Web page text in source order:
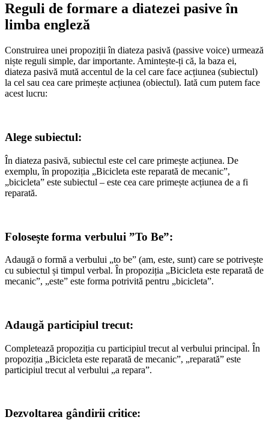
Reguli de formare a diatezei pasive în
limba engleză
Construirea unei propoziții în diateza pasivă (passive voice) urmează
niște reguli simple, dar importante. Amintește-ți că, la baza ei,
diateza pasivă mută accentul de la cel care face acțiunea (subiectul)
la cel sau cea care primește acțiunea (obiectul). Iată cum putem face
acest lucru:
Alege subiectul:
În diateza pasivă, subiectul este cel care primește acțiunea. De
exemplu, în propoziția „Bicicleta este reparată de mecanic”,
„bicicleta” este subiectul – este cea care primește acțiunea de a fi
reparată.
Folosește forma verbului ”To Be”:
Adaugă o formă a verbului „to be” (am, este, sunt) care se potrivește
cu subiectul și timpul verbal. În propoziția „Bicicleta este reparată de
mecanic”, „este” este forma potrivită pentru „bicicleta”.
Adaugă participiul trecut:
Completează propoziția cu participiul trecut al verbului principal. În
propoziția „Bicicleta este reparată de mecanic”, „reparată” este
participiul trecut al verbului „a repara”.
Dezvoltarea gândirii critice: